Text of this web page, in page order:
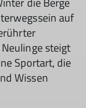
auf
steigt
Sportart, die
Wissen